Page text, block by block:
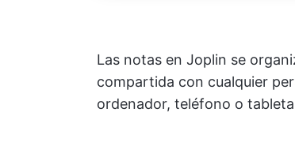
Las notas en Joplin se
compartida con cualquier
ordenador, teléfono o